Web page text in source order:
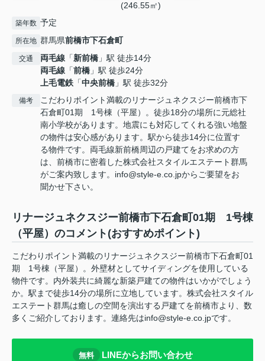
(246.55㎡)
築年数 予定
所在地 群馬県前橋市下石倉町
交通 両毛線 「新前橋 」駅 徒歩14分
両毛線 「前橋 」駅 徒歩24分
上毛電鉄 「中央前橋 」駅 徒歩32分
備考
こだわりポイント満載のリナージュネクスジー前橋市下
石倉町01期 1号棟（平屋）。徒歩18分の場所に元総社
南小学校があります。地震にも対応してくれる強い地盤
の物件は安心感があります。駅から徒歩14分に位置す
る物件です。両毛線新前橋周辺の戸建てをお求めの方
は、前橋市に密着した株式会社スタイルエステート群馬
がご案内致します。info@style-e.co.jpからご要望をお
聞かせ下さい。
リナージュネクスジー前橋市下石倉町01期 1号棟
（平屋）のコメント(おすすめポイント)
こだわりポイント満載のリナージュネクスジー前橋市下石倉町01
期 1号棟（平屋）。外壁材としてサイディングを使用している
物件です。内外装共に綺麗な新築戸建ての物件はいかがでしょう
か。駅まで徒歩14分の場所に立地しています。株式会社スタイル
エステート群馬は癒しの空間を演出する戸建てを前橋市より、数
多くご紹介しております。連絡先はinfo@style-e.co.jpです。
無料 LINEからお問い合わせ